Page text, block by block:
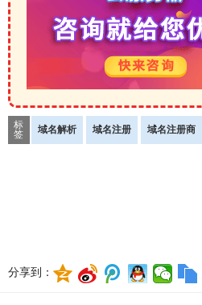
标
签
域名解析 域名注册 域名注册商
分享到：